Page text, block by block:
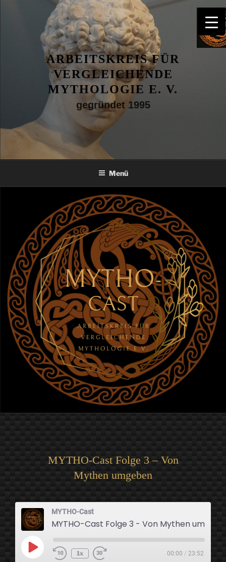
ARBEITSKREIS FÜR
VERGLEICHENDE
MYTHOLOGIE E. V.
gegründet 1995
Menü
MYTHO-Cast Folge 3 – Von
Mythen umgeben
MYTHO-Cast
Play
Episode
1x 00:00 / 23:52